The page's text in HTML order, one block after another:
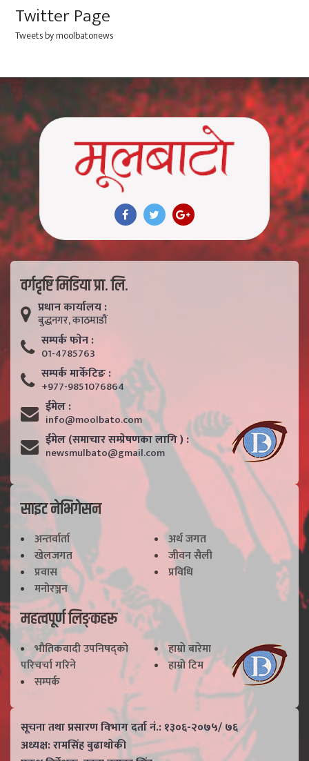
Twitter Page
Tweets by moolbatonews
वर्गदृष्टि मिडिया प्रा. लि.
प्रधान कार्यालय :
बुद्धनगर, काठमाडाैं
सम्पर्क फाेन :
01-4785763
सम्पर्क मार्केटिङ :
+977-9851076864
ईमेल :
info@moolbato.com
ईमेल (समाचार सम्प्रेषणका लागि ) :
newsmulbato@gmail.com
साइट नेभिगेसन
अन्तर्वार्ता
अर्थ जगत
खेलजगत
जीवन सैली
प्रवास
प्रविधि
मनोरञ्जन
महत्वपूर्ण लिङ्कहरू
भाैतिकवादी उपनिषद्काे
परिचर्चा गरिने
हाम्राे बारेमा
हाम्राे टिम
सम्पर्क
सूचना तथा प्रसारण विभाग दर्ता नं.: १३०६-२०७५/ ७६
अध्यक्ष: रामसिंह बुढाथाेकी